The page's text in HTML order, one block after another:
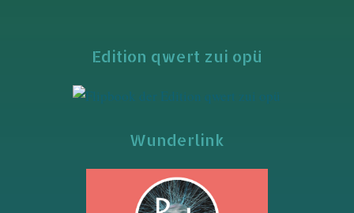
Edition qwert zui opü
Wunderlink